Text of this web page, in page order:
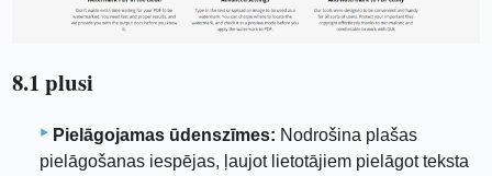
8.1 plusi
Pielāgojamas ūdenszīmes: Nodrošina plašas
pielāgošanas iespējas, ļaujot lietotājiem pielāgot teksta